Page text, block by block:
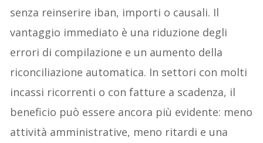
senza reinserire iban, importi o causali. Il
vantaggio immediato è una riduzione degli
errori di compilazione e un aumento della
riconciliazione automatica. In settori con molti
incassi ricorrenti o con fatture a scadenza, il
beneficio può essere ancora più evidente: meno
attività amministrative, meno ritardi e una